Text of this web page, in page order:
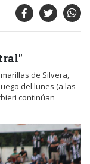
de Silvera,
del lunes (a las
continúan